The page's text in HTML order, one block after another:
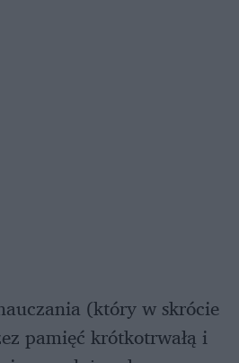
(który w skrócie
pamięć krótkotrwałą i